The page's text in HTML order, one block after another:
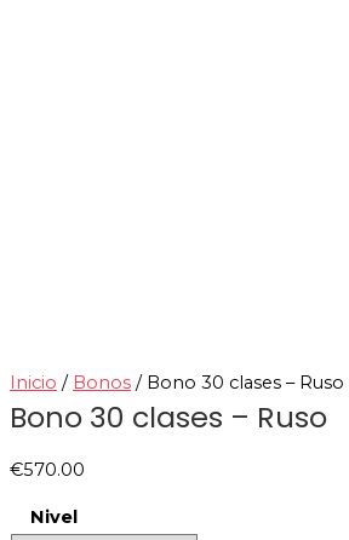
Inicio / Bonos / Bono 30 clases – Ruso
Bono 30 clases – Ruso
€570.00
Nivel